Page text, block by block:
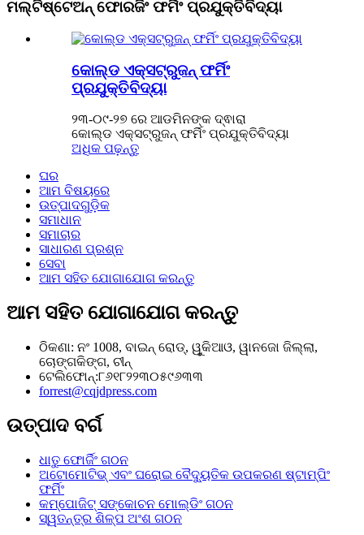
ମଲ୍ଟିଷ୍ଟେଅନ୍ ଫୋରଜିଂ ଫର୍ମିଂ ପ୍ରଯୁକ୍ତିବିଦ୍ୟା
କୋଲ୍ଡ ଏକ୍ସଟ୍ରୁଜନ୍ ଫର୍ମିଂ
ପ୍ରଯୁକ୍ତିବିଦ୍ୟା
୨୩-୦୯-୨୭ ରେ ଆଡମିନଙ୍କ ଦ୍ଵାରା
କୋଲ୍ଡ ଏକ୍ସଟ୍ରୁଜନ୍ ଫର୍ମିଂ ପ୍ରଯୁକ୍ତିବିଦ୍ୟା
ଅଧିକ ପଢ଼ନ୍ତୁ
ଘର
ଆମ ବିଷୟରେ
ଉତ୍ପାଦଗୁଡ଼ିକ
ସମାଧାନ
ସମାଚାର
ସାଧାରଣ ପ୍ରଶ୍ନ
ସେବା
ଆମ ସହିତ ଯୋଗାଯୋଗ କରନ୍ତୁ
ଆମ ସହିତ ଯୋଗାଯୋଗ କରନ୍ତୁ
ଠିକଣା: ନଂ 1008, ବାଇନ୍ ରୋଡ୍, ୱୁକିଆଓ, ୱାନଜୋ ଜିଲ୍ଲା,
ଚୋଙ୍ଗକିଙ୍ଗ, ଚୀନ୍
ଟେଲିଫୋନ୍:୮୬୧୮୨୨୩୦୫୯୬୩୩
forrest@cqjdpress.com
ଉତ୍ପାଦ ବର୍ଗ
ଧାତୁ ଫୋର୍ଜିଂ ଗଠନ
ଅଟୋମୋଟିଭ୍ ଏବଂ ଘରୋଇ ବୈଦ୍ୟୁତିକ ଉପକରଣ ଷ୍ଟାମ୍ପିଂ
ଫର୍ମିଂ
କମ୍ପୋଜିଟ୍ ସଙ୍କୋଚନ ମୋଲ୍ଡିଂ ଗଠନ
ସ୍ୱତନ୍ତ୍ର ଶିଳ୍ପ ଅଂଶ ଗଠନ